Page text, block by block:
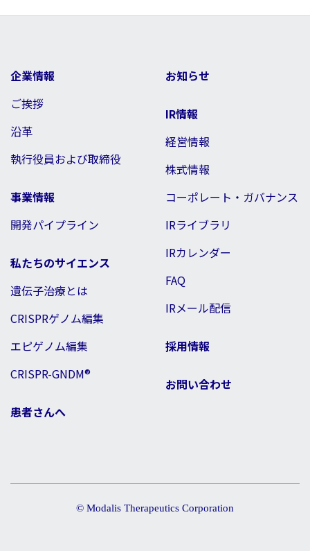
企業情報
ご挨拶
沿革
執行役員および取締役
事業情報
開発パイプライン
私たちのサイエンス
遺伝子治療とは
CRISPRゲノム編集
エピゲノム編集
CRISPR-GNDM®
患者さんへ
お知らせ
IR情報
経営情報
株式情報
コーポレート・ガバナンス
IRライブラリ
IRカレンダー
FAQ
IRメール配信
採用情報
お問い合わせ
© Modalis Therapeutics Corporation